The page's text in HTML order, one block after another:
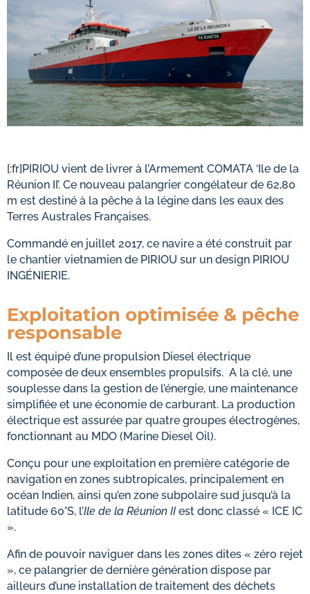
[:fr]PIRIOU vient de livrer à l’Armement COMATA ‘Ile de la
Réunion II’. Ce nouveau palangrier congélateur de 62,80
m est destiné à la pêche à la légine dans les eaux des
Terres Australes Françaises.
Commandé en juillet 2017, ce navire a été construit par
le chantier vietnamien de PIRIOU sur un design PIRIOU
INGÉNIERIE.
Exploitation optimisée & pêche
responsable
Il est équipé d’une propulsion Diesel électrique
composée de deux ensembles propulsifs. A la clé, une
souplesse dans la gestion de l’énergie, une maintenance
simplifiée et une économie de carburant. La production
électrique est assurée par quatre groupes électrogènes,
fonctionnant au MDO (Marine Diesel Oil).
Conçu pour une exploitation en première catégorie de
navigation en zones subtropicales, principalement en
océan Indien, ainsi qu’en zone subpolaire sud jusqu’à la
latitude 60°S, l’Ile de la Réunion II est donc classé « ICE IC
».
Afin de pouvoir naviguer dans les zones dites « zéro rejet
», ce palangrier de dernière génération dispose par
ailleurs d’une installation de traitement des déchets